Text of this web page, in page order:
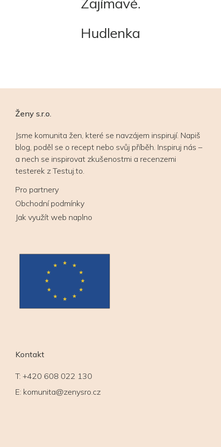
Hudlenka
Ženy s.r.o.
Jsme komunita žen, které se navzájem inspirují. Napiš
blog, poděl se o recept nebo svůj příběh. Inspiruj nás –
a nech se inspirovat zkušenostmi a recenzemi
testerek z Testuj.to.
Pro partnery
Obchodní podmínky
Jak využít web naplno
Kontakt
T: +420 608 022 130
E: komunita@zenysro.cz